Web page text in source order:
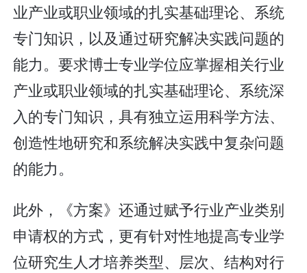
业产业或职业领域的扎实基础理论、系统
专门知识，以及通过研究解决实践问题的
能力。要求博士专业学位应掌握相关行业
产业或职业领域的扎实基础理论、系统深
入的专门知识，具有独立运用科学方法、
创造性地研究和系统解决实践中复杂问题
的能力。
此外，《方案》还通过赋予行业产业类别
申请权的方式，更有针对性地提高专业学
位研究生人才培养类型、层次、结构对行